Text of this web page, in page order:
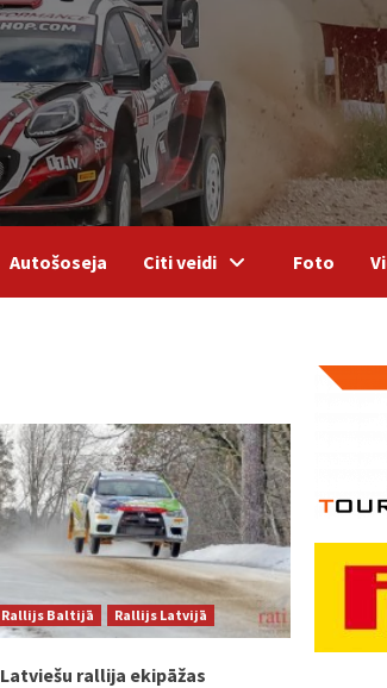
Autošoseja Citi veidi Foto
Rallijs Baltijā Rallijs Latvijā
Latviešu rallija ekipāžas